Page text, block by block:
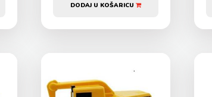
DODAJ U KOŠARICU